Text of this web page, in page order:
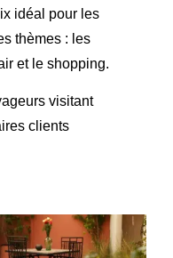
idéal pour les
thèmes : les
et le shopping.
visitant
clients